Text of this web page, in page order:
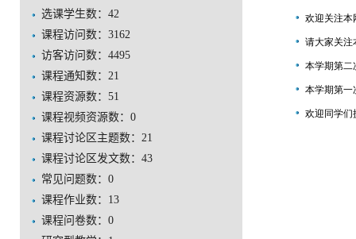
选课学生数：42
课程访问数： 3162
访客访问数： 4495
课程通知数： 21
课程资源数： 51
课程视频资源数： 0
课程讨论区主题数： 21
课程讨论区发文数： 43
常见问题数： 0
课程作业数： 13
课程问卷数： 0